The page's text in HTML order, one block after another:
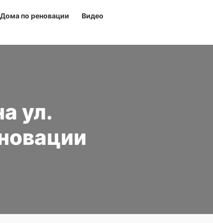
Дома по реновации
Видео
ул.